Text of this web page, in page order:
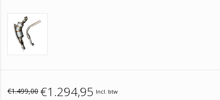
€1.499,00 €1.294,95 Incl. btw